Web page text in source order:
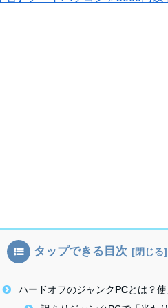
タップできる目次
ハードオフのジャンクPCとは？